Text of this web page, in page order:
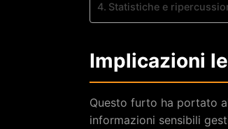
Statistiche e
Implicazioni
Questo furto ha portato
informazioni sensibili